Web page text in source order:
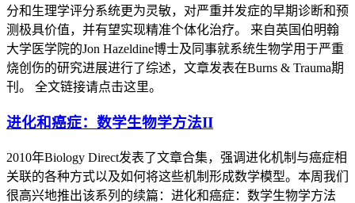
分和生理学评分系统更为灵敏，对严重并发症的早期诊断和预
测极具价值，并有望实现精准个体化治疗。 来自英国伯明翰
大学医学院的Jon Hazeldine博士及同事就系统生物学用于严重
烧创伤的研究进展进行了综述，文章发表在Burns & Trauma期
刊。 全文链接请点击这里。
进化和癌症：数学生物学方法II
2010年Biology Direct发表了文章合集，强调进化机制与癌症相
关联的各种方式以及如何将这些机制形成数学模型。本周我们
很高兴地推出该系列的续篇：进化和癌症：数学生物学方法